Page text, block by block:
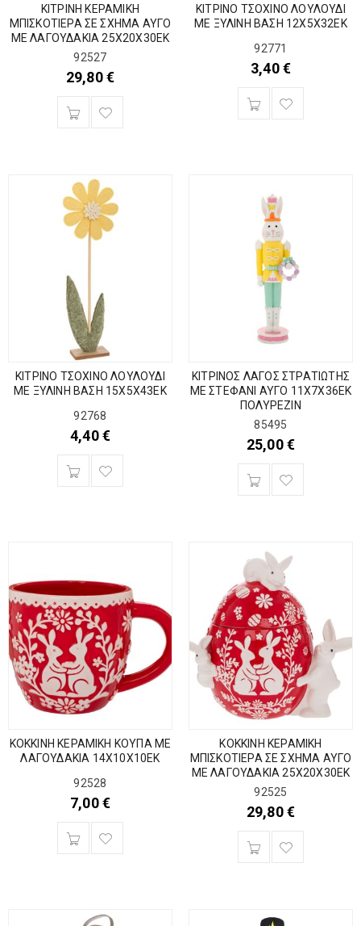
ΚΙΤΡΙΝΗ ΚΕΡΑΜΙΚΗ
ΜΠΙΣΚΟΤΙΕΡΑ ΣΕ ΣΧΗΜΑ ΑΥΓΟ
ΜΕ ΛΑΓΟΥΔΑΚΙΑ 25Χ20Χ30ΕΚ
92527
29,80€
ΚΙΤΡΙΝΟ ΤΣΟΧΙΝΟ ΛΟΥΛΟΥΔΙ
ΜΕ ΞΥΛΙΝΗ ΒΑΣΗ 12Χ5Χ32ΕΚ
92771
3,40€
ΚΙΤΡΙΝΟ ΤΣΟΧΙΝΟ ΛΟΥΛΟΥΔΙ
ΜΕ ΞΥΛΙΝΗ ΒΑΣΗ 15Χ5Χ43ΕΚ
92768
4,40€
ΚΙΤΡΙΝΟΣ ΛΑΓΟΣ ΣΤΡΑΤΙΩΤΗΣ
ΜΕ ΣΤΕΦΑΝΙ ΑΥΓΟ 11Χ7Χ36ΕΚ
ΠΟΛΥΡΕΖΙΝ
85495
25,00€
ΚΟΚΚΙΝΗ ΚΕΡΑΜΙΚΗ ΚΟΥΠΑ ΜΕ
ΛΑΓΟΥΔΑΚΙΑ 14Χ10Χ10ΕΚ
92528
7,00€
ΚΟΚΚΙΝΗ ΚΕΡΑΜΙΚΗ
ΜΠΙΣΚΟΤΙΕΡΑ ΣΕ ΣΧΗΜΑ ΑΥΓΟ
ΜΕ ΛΑΓΟΥΔΑΚΙΑ 25Χ20Χ30ΕΚ
92525
29,80€